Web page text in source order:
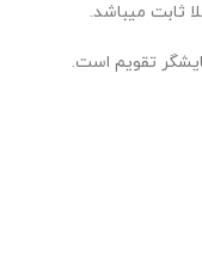
ثابت میباشد.
تقویم است.